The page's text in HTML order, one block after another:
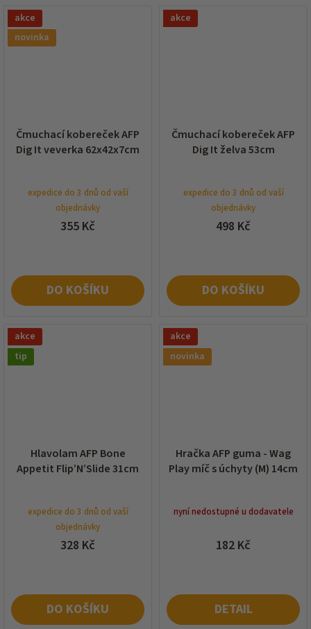
akce
novinka
Čmuchací kobereček AFP
Dig It veverka 62x42x7cm
expedice do 3 dnů od vaší
objednávky
355 Kč
DO KOŠÍKU
akce
Čmuchací kobereček AFP
Dig It želva 53cm
expedice do 3 dnů od vaší
objednávky
498 Kč
DO KOŠÍKU
akce
tip
Hlavolam AFP Bone
Appetit Flip’N’Slide 31cm
expedice do 3 dnů od vaší
objednávky
328 Kč
DO KOŠÍKU
akce
novinka
Hračka AFP guma - Wag
Play míč s úchyty (M) 14cm
nyní nedostupné u dodavatele
182 Kč
DETAIL